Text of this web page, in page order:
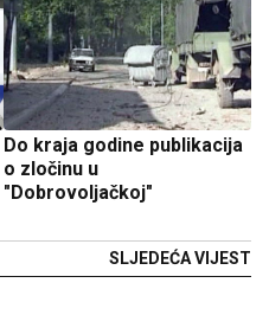
Do kraja godine publikacija
o zločinu u
"Dobrovoljačkoj"
SLJEDEĆA VIJEST